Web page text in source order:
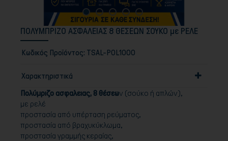
ΠΟΛΥΜΠΡΙΖΟ ΑΣΦΑΛΕΙΑΣ 8 ΘΕΣΕΩΝ ΣΟΥΚΟ με ΡΕΛΕ
Κωδικός Προϊόντος: TSAL-POL1000
Χαρακτηριστικά
Πολύμριζο ασφαλειας, 8 θέσεων (σούκο ή απλών),
με ρελέ
προστασία από υπέρταση ρεύματος,
προστασία από βραχυκύκλωμα,
προστασία γραμμής κεραίας,